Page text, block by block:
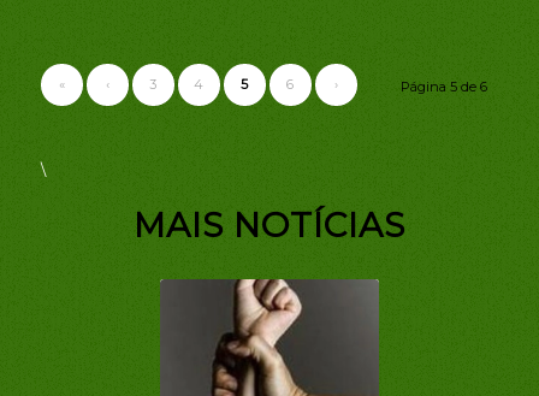
Página 5 de 6
« ‹ 3 4 5 6 ›
\
MAIS NOTÍCIAS